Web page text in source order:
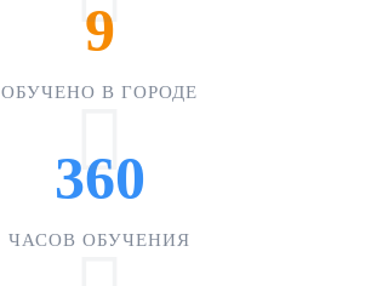
9
ОБУЧЕНО В ГОРОДЕ
360
ЧАСОВ ОБУЧЕНИЯ